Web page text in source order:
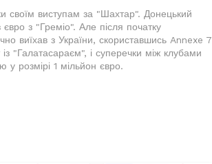
своїм виступам за "Шахтар". Донецький
з "Греміо". Але після початку
виїхав з України, скориставшись Annexe 7
"Галатасараєм", і суперечки між клубами
розмірі 1 мільйон євро.